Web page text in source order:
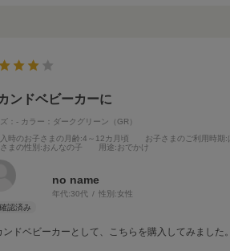
ンドベビーカーに
：- カラー：ダークグリーン（GR）
入時のお子さまの月齢:4～12カ月頃 お子さまのご利用時期 :
まの性別 :おんなの子 用途:おでかけ
no name
年代:30代 性別:女性
ンドベビーカーとして、こちらを購入してみまし